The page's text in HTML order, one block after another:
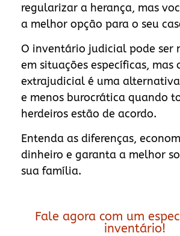
regularizar a herança, mas
a melhor opção para o seu
O inventário judicial pode ser
em situações específicas, mas
extrajudicial é uma
e menos burocrática quando
herdeiros estão de acordo.
Entenda as diferenças,
dinheiro e garanta a melhor
sua família.
Fale agora com um
inventário!